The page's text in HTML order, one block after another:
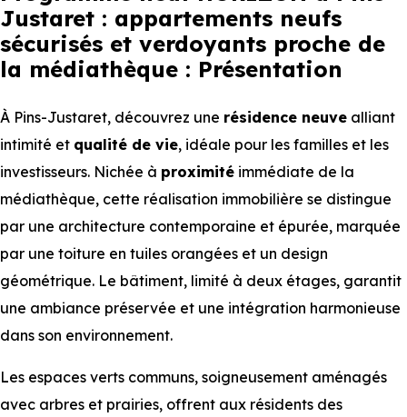
Justaret : appartements neufs
sécurisés et verdoyants proche de
la médiathèque : Présentation
À Pins-Justaret, découvrez une résidence neuve alliant
intimité et qualité de vie, idéale pour les familles et les
investisseurs. Nichée à proximité immédiate de la
médiathèque, cette réalisation immobilière se distingue
par une architecture contemporaine et épurée, marquée
par une toiture en tuiles orangées et un design
géométrique. Le bâtiment, limité à deux étages, garantit
une ambiance préservée et une intégration harmonieuse
dans son environnement.
Les espaces verts communs, soigneusement aménagés
avec arbres et prairies, offrent aux résidents des